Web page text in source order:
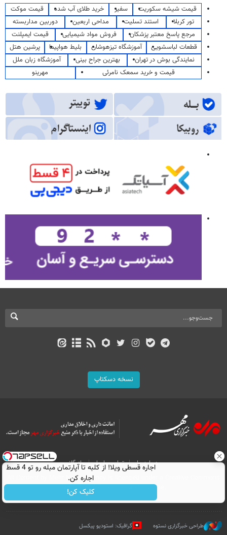
قیمت شیشه سکوریت سفیر خرید طلای آب شده
قیمت موکت
تور کربلا
استند تسلیت مداحی اربعین
دوربین مداربسته
مرجع پاسخ معتبر پزشکان
فروش مواد شیمیایی
قیمت ایمپلنت
قطعات لباسشویی
آموزشگاه تیزهوشان بلیط هواپیما
پرشین هتل
نمایندگی بوش در تهران
بهترین جراح بینی
آموزشگاه زبان ملل
قیمت و خرید سمعک نامرئی
مهرینو
نسخه دسکتاپ
درباره ما تماس با ما
بازرگانی
All Content by Mehr News Agency is licensed under a Creative Commons
Attribution 4.0 International License.
طراحی خبرگزاری نستوه گرافیک: استودیو پیکسل
اجاره‌ قسطی ویلا! از کلبه تا آپارتمان مبله رو تو 4 قسط
اجاره کن.
کلیک کن!